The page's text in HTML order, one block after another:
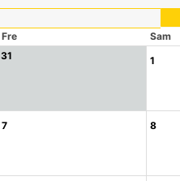
Fre Sam
31 1
7 8